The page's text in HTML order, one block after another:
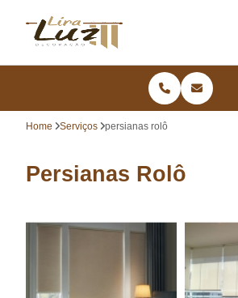
Home Serviços persianas rolô
Persianas Rolô